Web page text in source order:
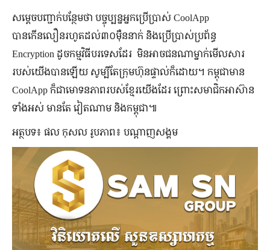
សម្តេចបញ្ជាក់បន្ថែមថា បច្ចុប្បន្នអ្នកប្រើប្រាស់ CoolApp
បានកើនលឿនរហូតដល់៣០ម៉ឺននាក់ និងប្រើប្រាស់ប្រព័ន្ធ
Encryption ដូចកម្មវិធីបរទេសដែរ មិនអាចជនណាម្នាក់មើលសារ
របស់យើងបានឡើយ សូម្បីតែក្រុមហ៊ុនផ្ទាល់ក៏ដោយ។ កម្ពុជាមាន
CoolApp ក៏ជាមោទនភាពរបស់ខ្មែរយើងដែរ ព្រោះសមាជិកអាស៊ាន
ទាំងអស់ មានតែ វៀតណាម និងកម្ពុជា៕
អត្ថបទ៖ ផល កុសល រូបភាព៖ បណ្តាញសង្គម